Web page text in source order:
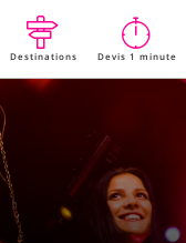
Destinations Devis 1 minute